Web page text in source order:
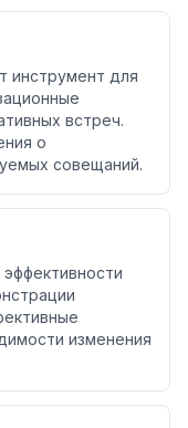
инструмент для
встреч.
о
совещаний.
изменения